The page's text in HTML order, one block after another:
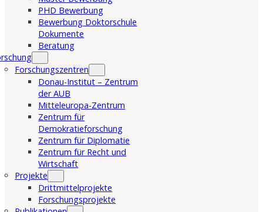
PHD Bewerbung
Bewerbung Doktorschule
Dokumente
Beratung
Forschungszentren
Donau-Institut – Zentrum
der AUB
Mitteleuropa-Zentrum
Zentrum für
Demokratieforschung
Zentrum für Diplomatie
Zentrum für Recht und
Wirtschaft
Projekte
Drittmittelprojekte
Forschungsprojekte